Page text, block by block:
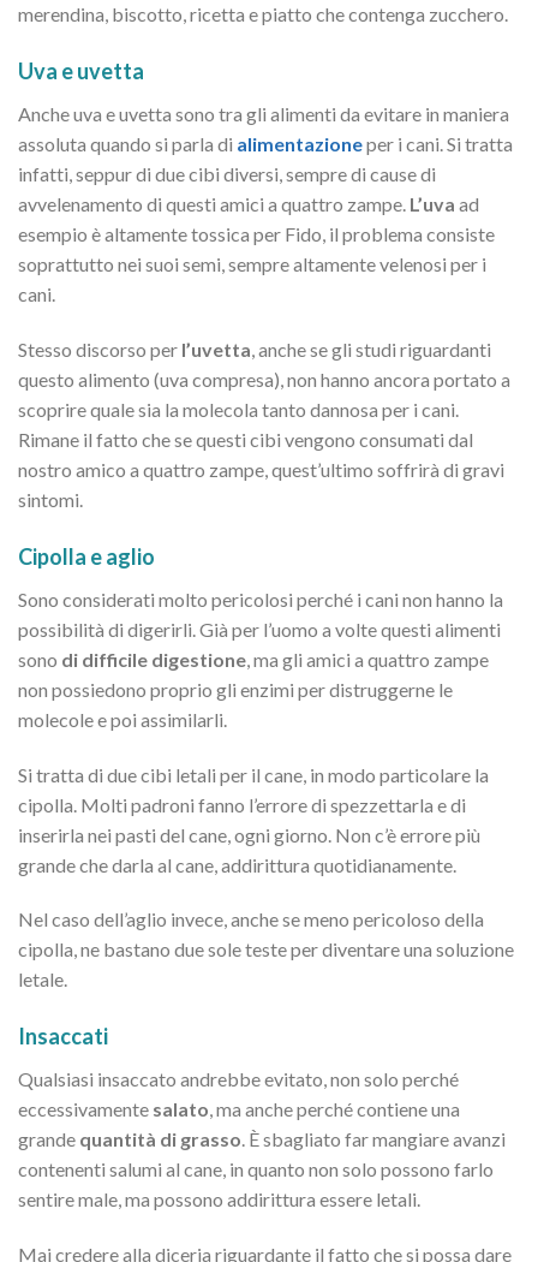
merendina, biscotto, ricetta e piatto che contenga zucchero.
Uva e uvetta
Anche uva e uvetta sono tra gli alimenti da evitare in maniera
assoluta quando si parla di alimentazioneper i cani. Si tratta
infatti, seppur di due cibi diversi, sempre di cause di
avvelenamento di questi amici a quattro zampe. L’uva ad
esempio è altamente tossica per Fido, il problema consiste
soprattutto nei suoi semi, sempre altamente velenosi per i
cani.
Stesso discorso per l’uvetta, anche se gli studi riguardanti
questo alimento (uva compresa), non hanno ancora portato a
scoprire quale sia la molecola tanto dannosa per i cani.
Rimane il fatto che se questi cibi vengono consumati dal
nostro amico a quattro zampe, quest’ultimo soffrirà di gravi
sintomi.
Cipolla e aglio
Sono considerati molto pericolosi perché i cani non hanno la
possibilità di digerirli. Già per l’uomo a volte questi alimenti
sono di difficile digestione , ma gli amici a quattro zampe
non possiedono proprio gli enzimi per distruggerne le
molecole e poi assimilarli.
Si tratta di due cibi letali per il cane, in modo particolare la
cipolla. Molti padroni fanno l’errore di spezzettarla e di
inserirla nei pasti del cane, ogni giorno. Non c’è errore più
grande che darla al cane, addirittura quotidianamente.
Nel caso dell’aglio invece, anche se meno pericoloso della
cipolla, ne bastano due sole teste per diventare una soluzione
letale.
Insaccati
Qualsiasi insaccato andrebbe evitato, non solo perché
eccessivamente salato, ma anche perché contiene una
grande quantità di grasso. È sbagliato far mangiare avanzi
contenenti salumi al cane, in quanto non solo possono farlo
sentire male, ma possono addirittura essere letali.
Mai credere alla diceria riguardante il fatto che si possa dare